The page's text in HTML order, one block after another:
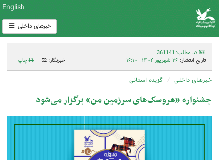
English
خبرهای داخلی
کد مطلب: 361141
تاریخ انتشار: ۲۶ شهریور ۱۴۰۴ - ۱۶:۱۰ خبرنگار: 52 چاپ
خبرهای داخلی گزیده استانی
جشنواره «عروسک‌های سرزمین من» برگزار می‌شود